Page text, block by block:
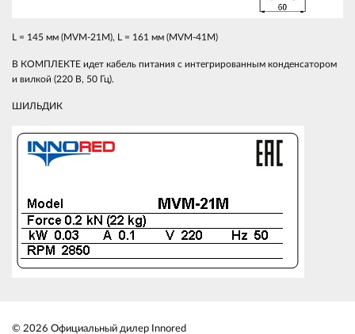
L = 145 мм (MVM-21M), L = 161 мм (MVM-41M)
В КОМПЛЕКТЕ идет кабель питания с интегрированным конденсатором
и вилкой (220 В, 50 Гц).
ШИЛЬДИК
© 2026 Официальный дилер Innored